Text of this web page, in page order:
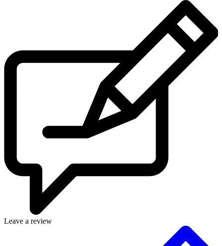
Leave a review